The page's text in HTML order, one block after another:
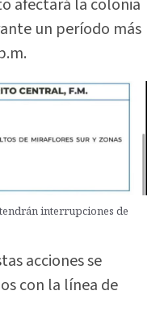
afectará la colonia
un período más
interrupciones de
acciones se
con la línea de